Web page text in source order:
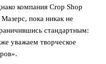
компания Crop Shop
пока никак не
стандартным:
уважаем творческое